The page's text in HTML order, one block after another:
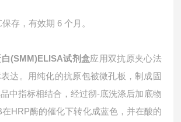
存，有效期 6 个月。
(SMM)ELISA试剂盒应用双抗原夹心法
达。用纯化的抗原包被微孔板，制成固
中指标相结合，经过彻-底洗涤后加底物
HRP酶的催化下转化成蓝色，并在酸的